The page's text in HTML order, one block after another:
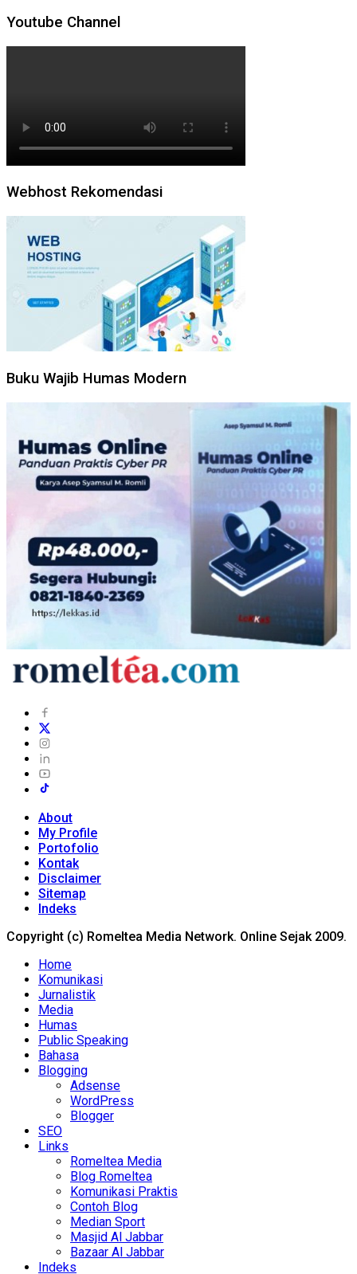
Youtube Channel
Webhost Rekomendasi
Buku Wajib Humas Modern
About
My Profile
Portofolio
Kontak
Disclaimer
Sitemap
Indeks
Copyright (c) Romeltea Media Network. Online Sejak 2009.
Home
Komunikasi
Jurnalistik
Media
Humas
Public Speaking
Bahasa
Blogging
Adsense
WordPress
Blogger
SEO
Links
Romeltea Media
Blog Romeltea
Komunikasi Praktis
Contoh Blog
Median Sport
Masjid Al Jabbar
Bazaar Al Jabbar
Indeks